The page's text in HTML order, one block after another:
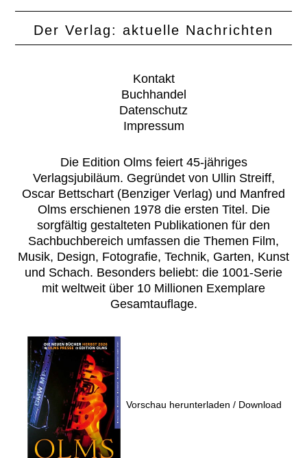
Der Verlag: aktuelle Nachrichten
Kontakt
Buchhandel
Datenschutz
Impressum
Die Edition Olms feiert 45-jähriges
Verlagsjubiläum. Gegründet von Ullin Streiff,
Oscar Bettschart (Benziger Verlag) und Manfred
Olms erschienen 1978 die ersten Titel. Die
sorgfältig gestalteten Publikationen für den
Sachbuchbereich umfassen die Themen Film,
Musik, Design, Fotografie, Technik, Garten, Kunst
und Schach. Besonders beliebt: die 1001-Serie
mit weltweit über 10 Millionen Exemplare
Gesamtauflage.
Vorschau herunterladen / Download